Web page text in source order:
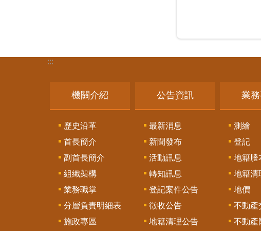
:::
機關介紹
歷史沿革
首長簡介
副首長簡介
組織架構
業務職掌
分層負責明細表
施政專區
公告資訊
最新消息
新聞發布
活動訊息
轉知訊息
登記案件公告
徵收公告
地籍清理公告
業
測繪
登記
地籍謄
地籍清
地價
不動產
不動產